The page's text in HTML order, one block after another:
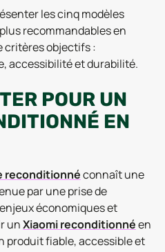
les cinq modèles
recommandables en
critères objectifs :
accessibilité et durabilité.
POUR UN
EN
reconditionnéconnaît une
par une prise de
économiques et
unXiaomi reconditionnéen
produit fiable, accessible et